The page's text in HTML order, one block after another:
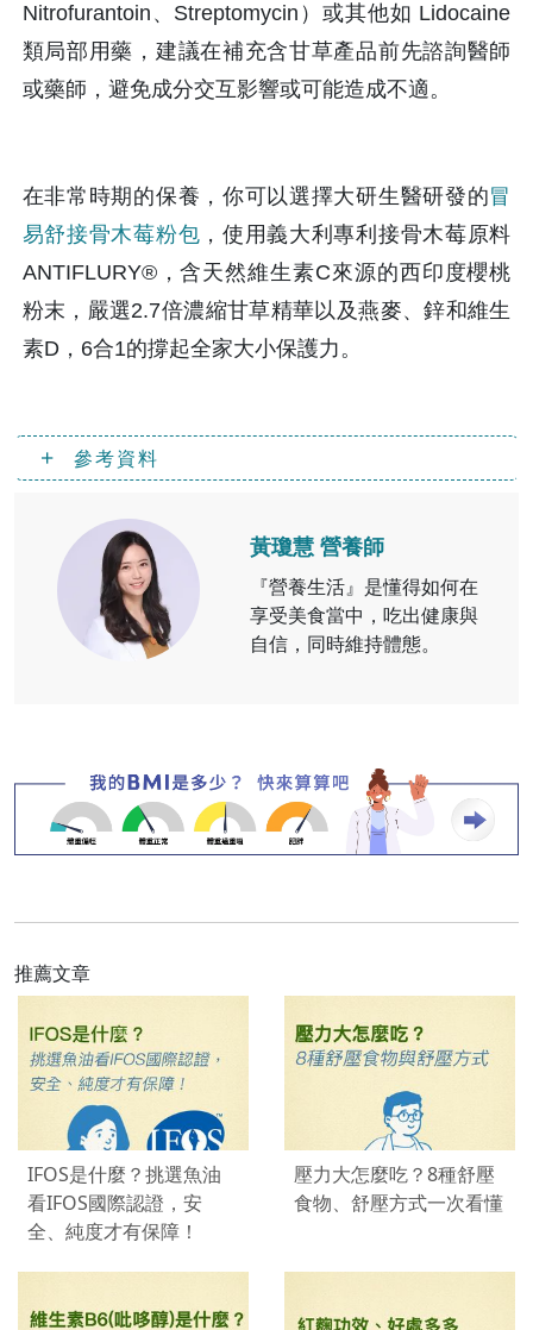
Nitrofurantoin、Streptomycin）或其他如 Lidocaine
類局部用藥，建議在補充含甘草產品前先諮詢醫師
或藥師，避免成分交互影響或可能造成不適。
在非常時期的保養，你可以選擇大研生醫研發的冒
易舒接骨木莓粉包 ，使用義大利專利接骨木莓原料
ANTIFLURY®，含天然維生素C來源的西印度櫻桃
粉末，嚴選2.7倍濃縮甘草精華以及燕麥、鋅和維生
素D，6合1的撐起全家大小保護力。
參考資料
黃瓊慧 營養師
『營養生活』是懂得如何在
享受美食當中，吃出健康與
自信，同時維持體態。
推薦文章
IFOS是什麼？挑選魚油
看IFOS國際認證，安
全、純度才有保障！
壓力大怎麼吃？8種舒壓
食物、舒壓方式一次看懂